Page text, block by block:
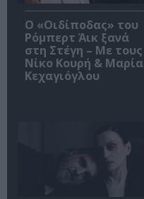
O «Οιδίποδας» του
Ρόμπερτ Άικ ξανά
στη Στέγη – Με τους
Νίκο Κουρή & Μαρία
Κεχαγιόγλου